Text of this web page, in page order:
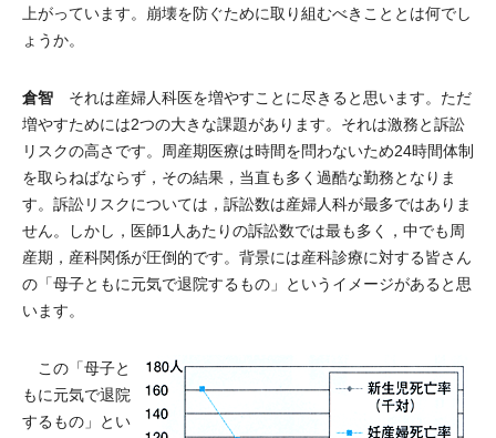
上がっています。崩壊を防ぐために取り組むべきこととは何でし
ょうか。
倉智 それは産婦人科医を増やすことに尽きると思います。ただ
増やすためには2つの大きな課題があります。それは激務と訴訟
リスクの高さです。周産期医療は時間を問わないため24時間体制
を取らねばならず，その結果，当直も多く過酷な勤務となりま
す。訴訟リスクについては，訴訟数は産婦人科が最多ではありま
せん。しかし，医師1人あたりの訴訟数では最も多く，中でも周
産期，産科関係が圧倒的です。背景には産科診療に対する皆さん
の「母子ともに元気で退院するもの」というイメージがあると思
います。
この「母子と
もに元気で退院
するもの」とい